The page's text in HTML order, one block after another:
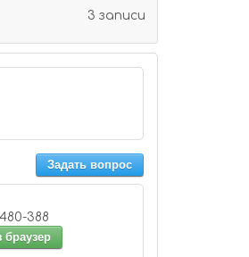
3 записи
Задать вопрос
+7 (3952) 480-388
браузер